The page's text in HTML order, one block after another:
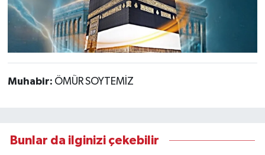
Muhabir: ÖMÜR SOYTEMİZ
Bunlar da ilginizi çekebilir